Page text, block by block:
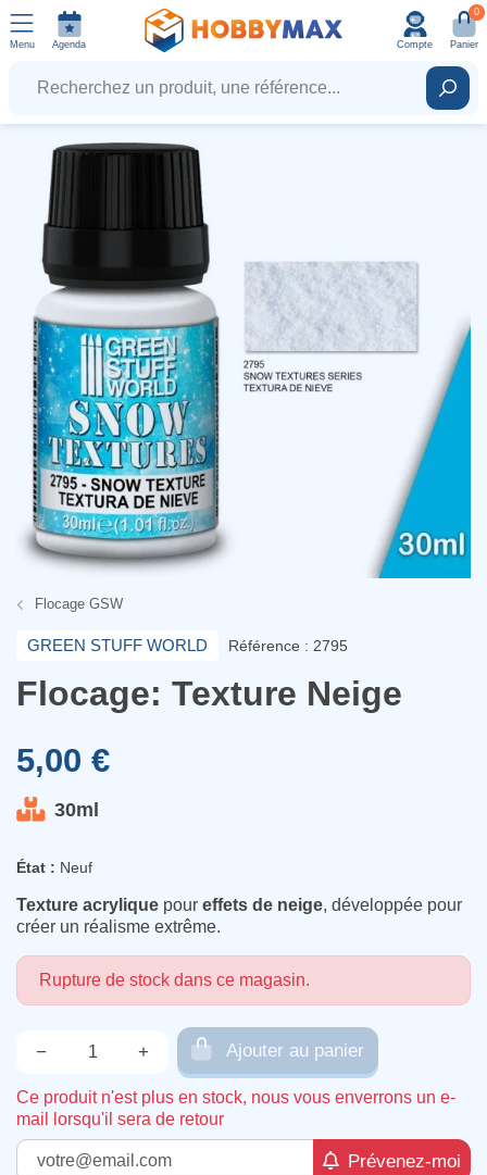
Menu Agenda Compte
0
Panier
Recherchez un produit, une référence...
Flocage GSW
GREEN STUFF WORLD Référence : 2795
Flocage: Texture Neige
5,00 €
30ml
État : Neuf
Texture acrylique pour effets de neige, développée pour
créer un réalisme extrême.
Rupture de stock dans ce magasin.
− + Ajouter au panier
Ce produit n'est plus en stock, nous vous enverrons un e-
mail lorsqu'il sera de retour
Prévenez-moi